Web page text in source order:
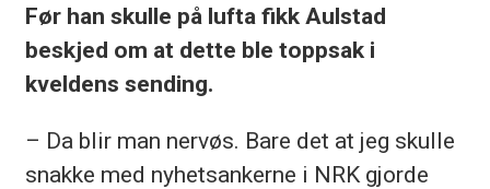
Før han skulle på lufta fikk Aulstad
beskjed om at dette ble toppsak i
kveldens sending.
– Da blir man nervøs. Bare det at jeg skulle
snakke med nyhetsankerne i NRK gjorde